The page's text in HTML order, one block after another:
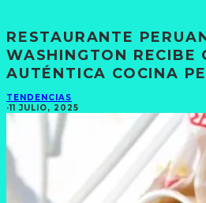
RESTAURANTE
WASHINGTON RECIBE
AUTÉNTICA COCINA
TENDENCIAS
·11 JULIO, 2025